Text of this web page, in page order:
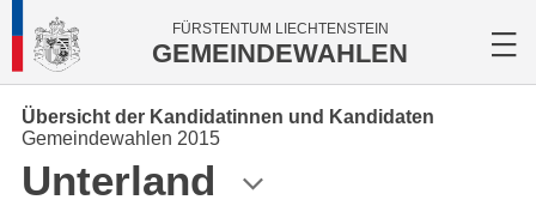
FÜRSTENTUM LIECHTENSTEIN
GEMEINDEWAHLEN
Übersicht der Kandidatinnen und Kandidaten
Gemeindewahlen 2015
Unterland